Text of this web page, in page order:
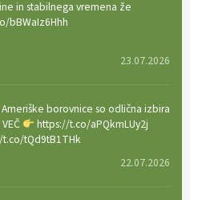
in stabilnega vremena že
bBWaIz6Hhh
23.07.2026
Ameriške borovnice so odlična izbira
VEČ
https://t.co/aPQkmLUy2j
t.co/tQd9tB1THk
22.07.2026